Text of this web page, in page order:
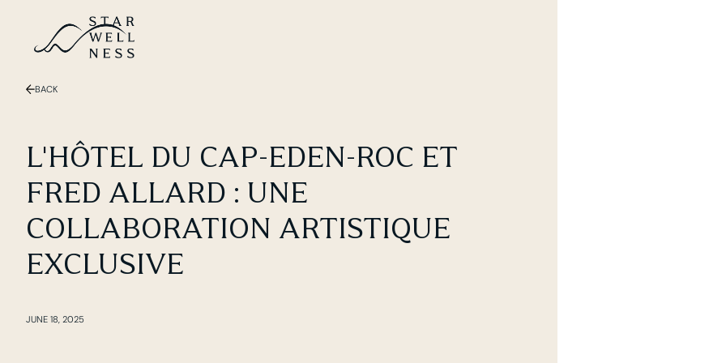
BACK
L'HÔTEL DU CAP-EDEN-ROC ET
FRED ALLARD : UNE
COLLABORATION ARTISTIQUE
EXCLUSIVE
JUNE 18, 2025